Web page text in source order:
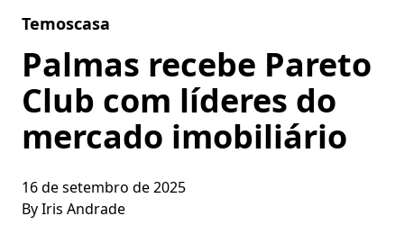
Temoscasa
Palmas recebe Pareto
Club com líderes do
mercado imobiliário
16 de setembro de 2025
ByIris Andrade